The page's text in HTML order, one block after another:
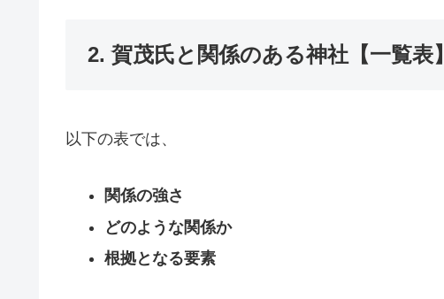
2. 賀茂氏と関係のある神社【一覧表】
以下の表では、
関係の強さ
どのような関係か
根拠となる要素